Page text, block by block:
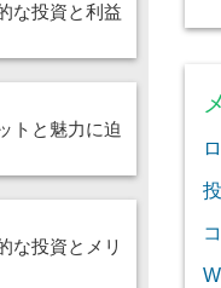
な投資と利益
トと魅力に迫
な投資とメリ